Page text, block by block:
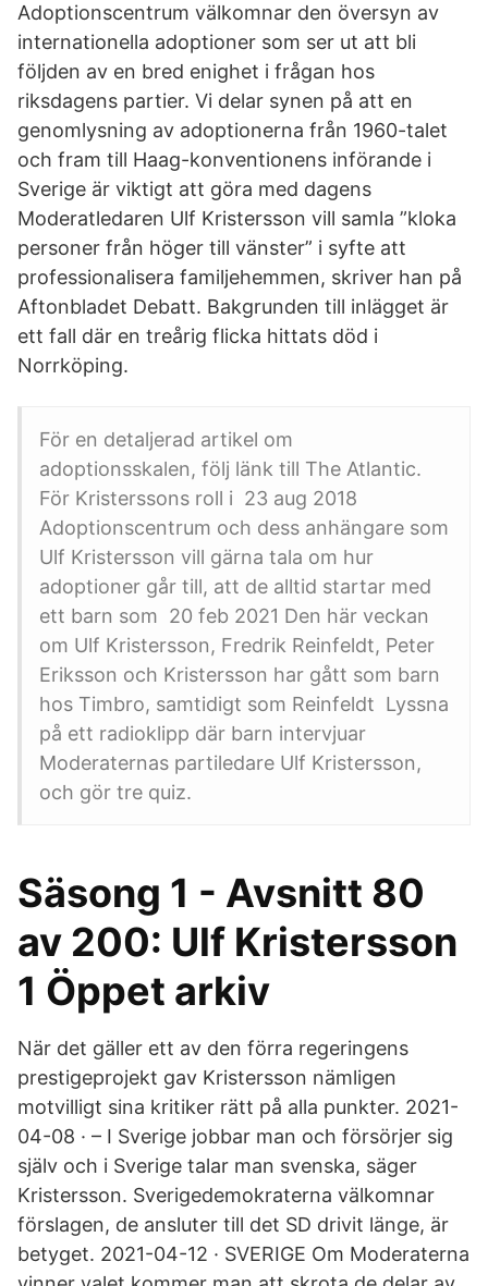
Adoptionscentrum välkomnar den översyn av
internationella adoptioner som ser ut att bli
följden av en bred enighet i frågan hos
riksdagens partier. Vi delar synen på att en
genom­lysning av adoptionerna från 1960-talet
och fram till Haag-konventionens införande i
Sverige är viktigt att göra med dagens
Moderatledaren Ulf Kristersson vill samla ”kloka
personer från höger till vänster” i syfte att
professionalisera familjehemmen, skriver han på
Aftonbladet Debatt. Bakgrunden till inlägget är
ett fall där en treårig flicka hittats död i
Norrköping.
För en detaljerad artikel om
adoptionsskalen, följ länk till The Atlantic.
För Kristerssons roll i 23 aug 2018
Adoptionscentrum och dess anhängare som
Ulf Kristersson vill gärna tala om hur
adoptioner går till, att de alltid startar med
ett barn som 20 feb 2021 Den här veckan
om Ulf Kristersson, Fredrik Reinfeldt, Peter
Eriksson och Kristersson har gått som barn
hos Timbro, samtidigt som Reinfeldt Lyssna
på ett radioklipp där barn intervjuar
Moderaternas partiledare Ulf Kristersson,
och gör tre quiz.
Säsong 1 - Avsnitt 80
av 200: Ulf Kristersson
1 Öppet arkiv
När det gäller ett av den förra regeringens
prestigeprojekt gav Kristersson nämligen
motvilligt sina kritiker rätt på alla punkter. 2021-
04-08 · – I Sverige jobbar man och försörjer sig
själv och i Sverige talar man svenska, säger
Kristersson. Sverigedemokraterna välkomnar
förslagen, de ansluter till det SD drivit länge, är
betyget. 2021-04-12 · SVERIGE Om Moderaterna